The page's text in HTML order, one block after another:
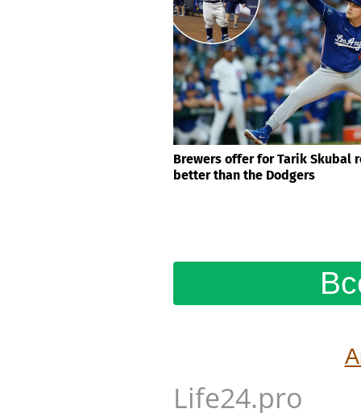
Brewers offer for Tarik Skubal
better than the Dodgers
Life24.pro